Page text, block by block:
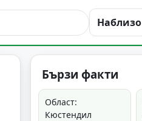
Наблизо
Бързи факти
Област:
Кюстендил